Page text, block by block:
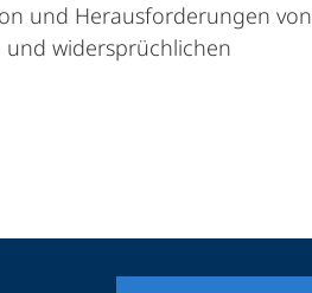
und Herausforderungen von
und widersprüchlichen